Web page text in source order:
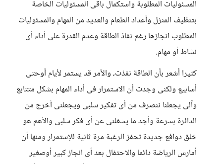
المسئوليات المطلوبة واستكمال باقى المسئوليات الخاصة
بتنظيف المنزل وأعداد الطعام والعديد من المهام والمسئوليات
المطلوب انجازها رغم نفاذ الطاقة وعدم القدرة على أداء أى
نشاط أو مهام.
كثيرا أشعر بأن الطاقة نفذت، والأمر قد يستمر لأيام أوحتى
أسابيع ولكنى وجدت أن الاستمرار فى أداء المهام بشكل متتابع
وآلى يجعلنا ننصرف من أى تفكير سلبى ويجعلنى أخرج من
الدائرة بسرعة وأجد ما يشغلنى عن أى فكر سلبى والأهم هو
خلق دوافع جديدة تحفز الرغبة مرة ثانية للإستمرار ومنها أن
أمارس الرياضة دائما والاحتفال بعد أى انجاز كبير أوصغير